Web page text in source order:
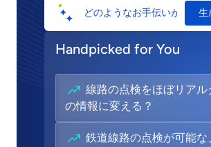
生
Handpicked for You
線路の点検をほぼリアル
の情報に変える？
鉄道線路の点検が可能な